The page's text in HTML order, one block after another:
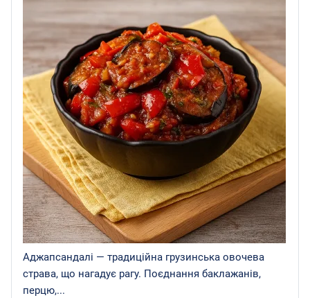
Аджапсандалі — традиційна грузинська овочева
страва, що нагадує рагу. Поєднання баклажанів,
перцю,...